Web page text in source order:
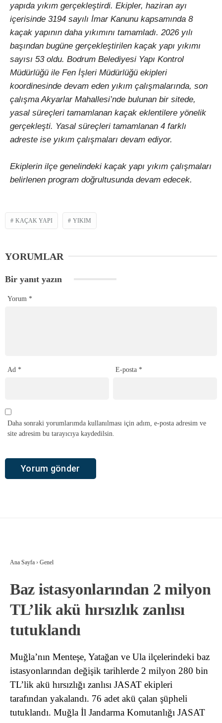
yapıda yıkım gerçekleştirdi. Ekipler, haziran ayı
içerisinde 3194 sayılı İmar Kanunu kapsamında 8
kaçak yapının daha yıkımını tamamladı. 2026 yılı
başından bugüne gerçekleştirilen kaçak yapı yıkımı
sayısı 53 oldu. Bodrum Belediyesi Yapı Kontrol
Müdürlüğü ile Fen İşleri Müdürlüğü ekipleri
koordinesinde devam eden yıkım çalışmalarında, son
çalışma Akyarlar Mahallesi’nde bulunan bir sitede,
yasal süreçleri tamamlanan kaçak eklentilere yönelik
gerçekleşti. Yasal süreçleri tamamlanan 4 farklı
adreste ise yıkım çalışmaları devam ediyor.
Ekiplerin ilçe genelindeki kaçak yapı yıkım çalışmaları
belirlenen program doğrultusunda devam edecek.
KAÇAK YAPI YIKIM
YORUMLAR
Bir yanıt yazın
Yorum *
Ad * E-posta *
Daha sonraki yorumlarımda kullanılması için adım, e-posta adresim ve
site adresim bu tarayıcıya kaydedilsin.
Ana Sayfa › Genel
Baz istasyonlarından 2 milyon
TL’lik akü hırsızlık zanlısı
tutuklandı
Muğla’nın Menteşe, Yatağan ve Ula ilçelerindeki baz
istasyonlarından değişik tarihlerde 2 milyon 280 bin
TL’lik akü hırsızlığı zanlısı JASAT ekipleri
tarafından yakalandı. 76 adet akü çalan şüpheli
tutuklandı. Muğla İl Jandarma Komutanlığı JASAT